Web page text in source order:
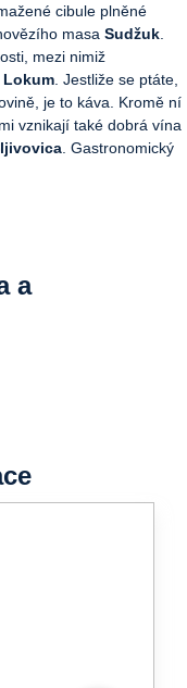
cibule plněné
masa Sudžuk
mezi nimiž
Lokum . Jestliže se ptáte,
je to káva. Kromě ní
vznikají také dobrá vína
. Gastronomický
a